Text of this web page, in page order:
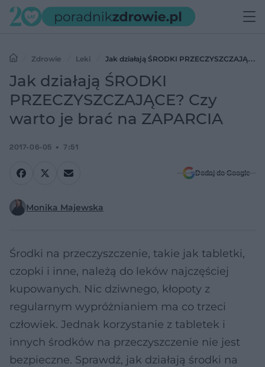
Zdrowie Leki
Jak działają ŚRODKI PRZECZYSZCZAJĄCE?
Czy warto je brać na ZAPARCIA
Jak działają ŚRODKI
PRZECZYSZCZAJĄCE? Czy
warto je brać na ZAPARCIA
2017-06-05 7:51
Dodaj do Google
Monika Majewska
Środki na przeczyszczenie, takie jak tabletki,
czopki i inne, należą do leków najczęściej
kupowanych. Nic dziwnego, kłopoty z
regularnym wypróżnianiem ma co trzeci
człowiek. Jednak korzystanie z tabletek i
innych środków na przeczyszczenie nie jest
bezpieczne. Sprawdź, jak działają środki na